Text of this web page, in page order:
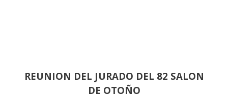
REUNION DEL JURADO DEL 82 SALON
DE OTOÑO